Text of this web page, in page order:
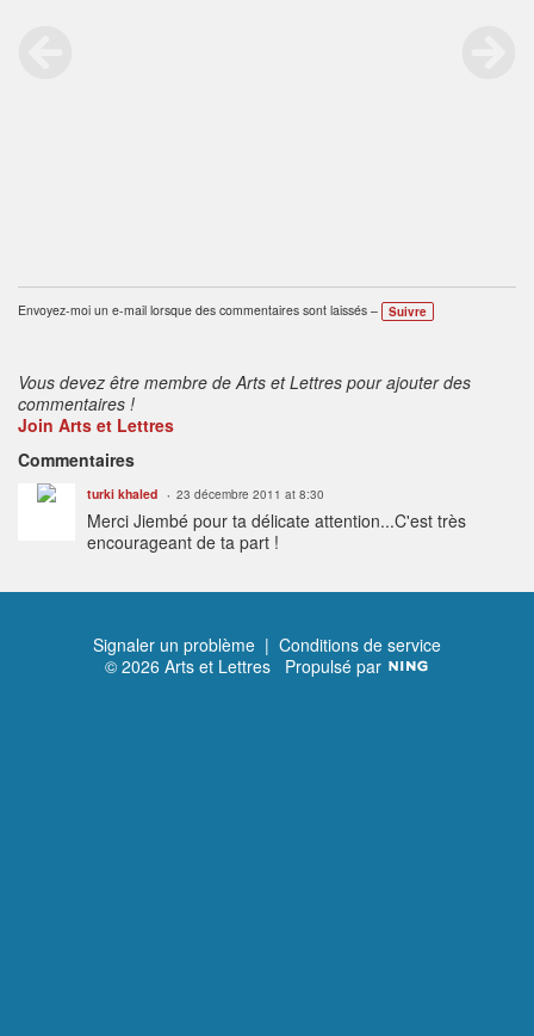
Envoyez-moi un e-mail lorsque des commentaires sont laissés – Suivre
Vous devez être membre de Arts et Lettres pour ajouter des
commentaires !
Join Arts et Lettres
Commentaires
turki khaled 23 décembre 2011 at 8:30
Merci Jiembé pour ta délicate attention...C'est très
encourageant de ta part !
Signaler un problème | Conditions de service
© 2026 Arts et Lettres Propulsé par